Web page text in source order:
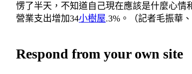
愣了半天，不知道自己現在應該是什麼心情
營業支出增加34小樹屋.3%。（記者毛振華
Respond from your own site